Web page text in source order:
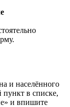
и населённого
в списке,
и впишите